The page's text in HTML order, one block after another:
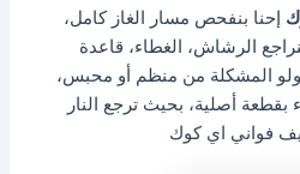
إحنا بنفحص مسار الغاز كامل،
الرشاش، الغطاء، قاعدة
ولو المشكلة من منظم أو محبس،
بقطعة أصلية، بحيث ترجع النار
فواني اي كوك